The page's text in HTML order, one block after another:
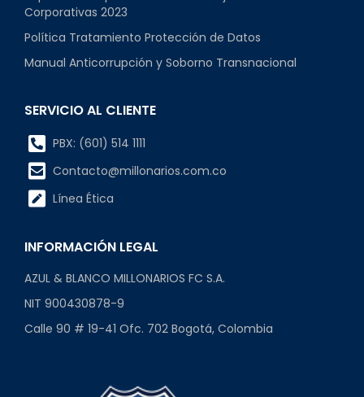
Corporativas 2023
Política Tratamiento Protección de Datos
Manual Anticorrupción y Soborno Transnacional
SERVICIO AL CLIENTE
PBX: (601) 514 1111
Contacto@millonarios.com.co
Línea Ética
INFORMACIÓN LEGAL
AZUL & BLANCO MILLONARIOS FC S.A.
NIT 900430878-9
Calle 90 # 19-41 Ofc. 702 Bogotá, Colombia